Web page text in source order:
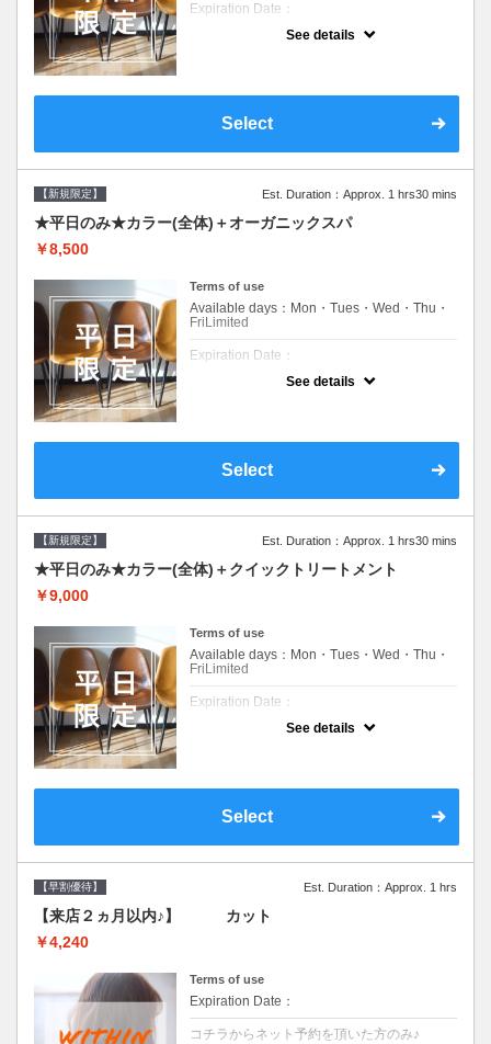
Expiration Date：
新規限定の平日のみのクーポンです★
平日クーポン●シャンプーブロー込●ロング料
提案させて頂きます●選べるシャンプー付き●
See details
Select
【新規限定】 Est. Duration：Approx. 1 hrs30 mins
★平日のみ★カラー(全体)＋オーガニックスパ
￥8,500
Terms of use
Available days：Mon・Tues・Wed・Thu・
FriLimited
Expiration Date：
新規限定の平日のみのクーポンです★
平日クーポン●シャンプーブロー込●ロング料
提案させて頂きます●選べるシャンプー付き●
See details
Select
【新規限定】 Est. Duration：Approx. 1 hrs30 mins
★平日のみ★カラー(全体)＋クイックトリートメント
￥9,000
Terms of use
Available days：Mon・Tues・Wed・Thu・
FriLimited
Expiration Date：
新規限定の平日のみのクーポンです★
平日クーポン●シャンプーブロー込●ロング料
提案させて頂きます●選べるシャンプー付き●
See details
Select
【早割優待】 Est. Duration：Approx. 1 hrs
【来店２ヵ月以内♪】 カット
￥4,240
Terms of use
Expiration Date：
コチラからネット予約を頂いた方のみ♪